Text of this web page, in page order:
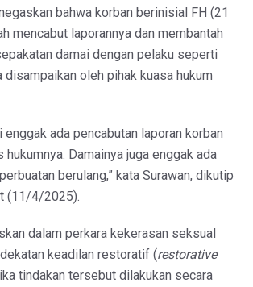
bahwa korban berinisial FH (21
mencabut laporannya dan membantah
damai dengan pelaku seperti
disampaikan oleh pihak kuasa hukum
enggak ada pencabutan laporan korban
Damainya juga enggak ada
berulang,” kata Surawan, dikutip
(11/4/2025).
dalam perkara kekerasan seksual
keadilan restoratif (restorative
tindakan tersebut dilakukan secara